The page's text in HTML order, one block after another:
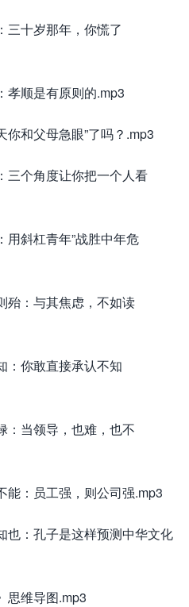
三十岁那年，你慌了
孝顺是有原则的.mp3
和父母急眼”了吗？.mp3
三个角度让你把一个人看
用斜杠青年”战胜中年危
殆：与其焦虑，不如读
：你敢直接承认不知
：当领导，也难，也不
能：员工强，则公司强.mp3
也：孔子是这样预测中华文化
思维导图.mp3